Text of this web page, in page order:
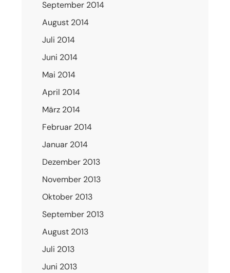
September 2014
August 2014
Juli 2014
Juni 2014
Mai 2014
April 2014
März 2014
Februar 2014
Januar 2014
Dezember 2013
November 2013
Oktober 2013
September 2013
August 2013
Juli 2013
Juni 2013